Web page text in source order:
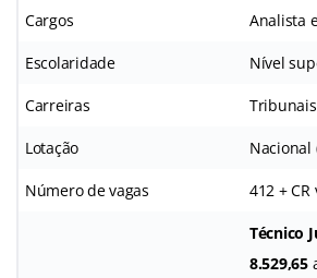
Cargos Analista
Escolaridade Nível
Carreiras Tribunais
Lotação Nacional
Número de vagas 412 + CR
Técnico
8.529,65